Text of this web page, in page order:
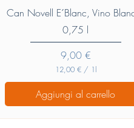
Vista rapida
Can Novell E´Blanc, Vino
0,75 l
Prezzo
9,00 €
12,00 € / 1l
,
0
0
Aggiungi al carrello